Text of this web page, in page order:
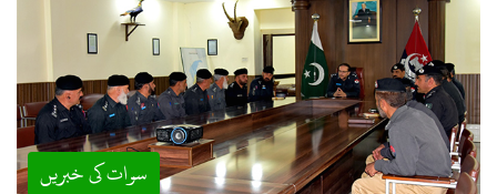
سوات کی خبریں